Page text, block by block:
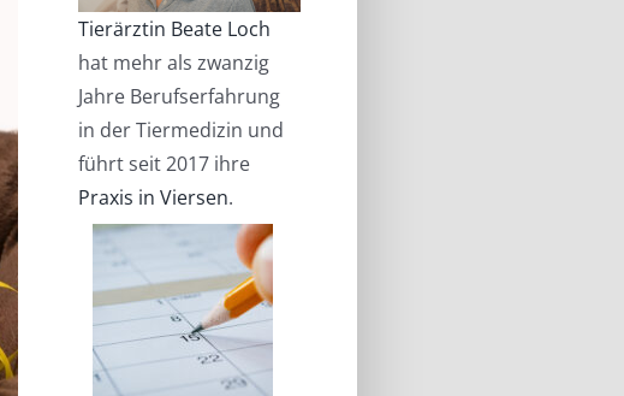
Tierärztin Beate Loch
hat mehr als zwanzig
Jahre Berufserfahrung
in der Tiermedizin und
führt seit 2017 ihre
Praxis in Viersen.